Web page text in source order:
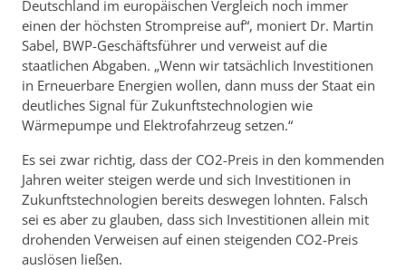
Deutschland im europäischen Vergleich noch immer
einen der höchsten Strompreise auf“, moniert Dr. Martin
Sabel, BWP-Geschäftsführer und verweist auf die
staatlichen Abgaben. „Wenn wir tatsächlich Investitionen
in Erneuerbare Energien wollen, dann muss der Staat ein
deutliches Signal für Zukunftstechnologien wie
Wärmepumpe und Elektrofahrzeug setzen.“
Es sei zwar richtig, dass der CO2-Preis in den kommenden
Jahren weiter steigen werde und sich Investitionen in
Zukunftstechnologien bereits deswegen lohnten. Falsch
sei es aber zu glauben, dass sich Investitionen allein mit
drohenden Verweisen auf einen steigenden CO2-Preis
auslösen ließen.